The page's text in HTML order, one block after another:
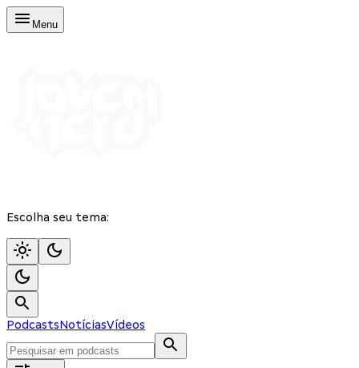
Menu
Escolha seu tema:
PodcastsNotíciasVídeos